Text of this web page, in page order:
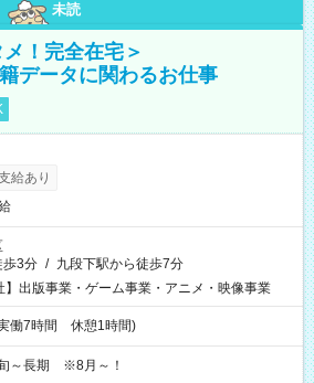
未読
！完全在宅＞
データに関わるお仕事
給あり
歩3分 / 九段下駅から徒歩7分
】出版事業・ゲーム事業・アニメ・映像事業
働7時間 休憩1時間)
～長期 ※8月～！